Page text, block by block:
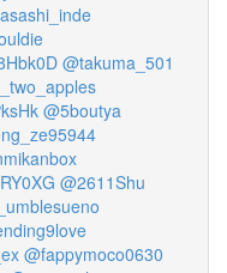
@takuma_501
@5boutya
@2611Shu
@fappymoco0630